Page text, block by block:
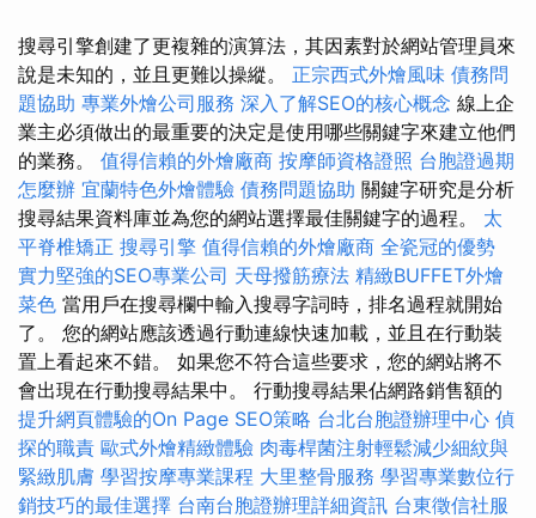
搜尋引擎創建了更複雜的演算法，其因素對於網站管理員來
說是未知的，並且更難以操縱。 正宗西式外燴風味 債務問
題協助 專業外燴公司服務 深入了解SEO的核心概念 線上企
業主必須做出的最重要的決定是使用哪些關鍵字來建立他們
的業務。 值得信賴的外燴廠商 按摩師資格證照 台胞證過期
怎麼辦 宜蘭特色外燴體驗 債務問題協助 關鍵字研究是分析
搜尋結果資料庫並為您的網站選擇最佳關鍵字的過程。 太
平脊椎矯正 搜尋引擎 值得信賴的外燴廠商 全瓷冠的優勢
實力堅強的SEO專業公司 天母撥筋療法 精緻BUFFET外燴
菜色 當用戶在搜尋欄中輸入搜尋字詞時，排名過程就開始
了。 您的網站應該透過行動連線快速加載，並且在行動裝
置上看起來不錯。 如果您不符合這些要求，您的網站將不
會出現在行動搜尋結果中。 行動搜尋結果佔網路銷售額的
提升網頁體驗的On Page SEO策略 台北台胞證辦理中心 偵
探的職責 歐式外燴精緻體驗 肉毒桿菌注射輕鬆減少細紋與
緊緻肌膚 學習按摩專業課程 大里整骨服務 學習專業數位行
銷技巧的最佳選擇 台南台胞證辦理詳細資訊 台東徵信社服